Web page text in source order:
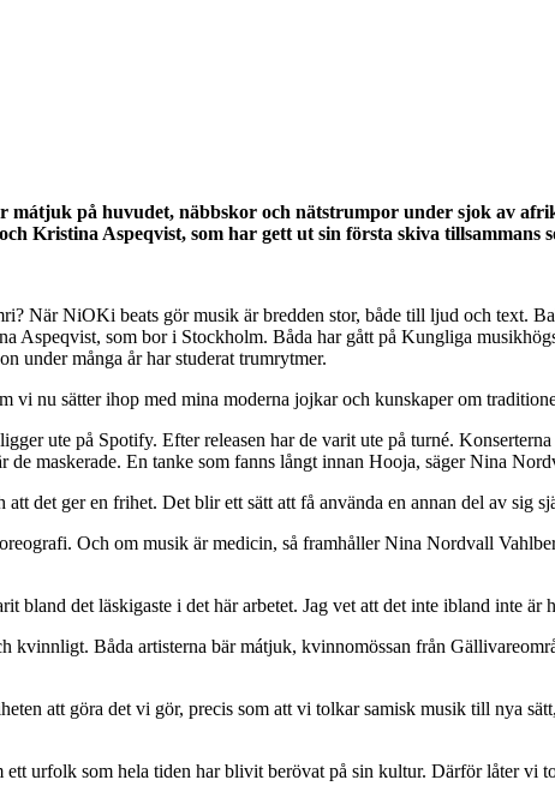
mátjuk på huvudet, näbbskor och nätstrumpor under sjok av
Kristina Aspeqvist, som har gett ut sin första skiva tillsammans
När NiOKi beats gör musik är bredden stor, både till ljud och text.
som bor i Stockholm. Båda har gått på Kungliga
under många år har studerat trumrytmer.
vi nu sätter ihop med mina moderna jojkar och kunskaper om
ute på Spotify. Efter releasen har de varit ute på turné.
maskerade. En tanke som fanns långt innan Hooja, säger Nina
det ger en frihet. Det blir ett sätt att få använda en annan del av sig
Och om musik är medicin, så framhåller Nina Nordvall
bland det läskigaste i det här arbetet. Jag vet att det inte ibland inte är
kvinnligt. Båda artisterna bär mátjuk, kvinnomössan från
att göra det vi gör, precis som att vi tolkar samisk musik till nya
urfolk som hela tiden har blivit berövat på sin kultur. Därför låter vi